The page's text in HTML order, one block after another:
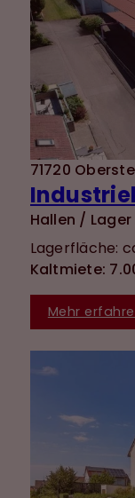
71720
Hallen /
Lagerfläche:
Kaltmiete:
Mehr